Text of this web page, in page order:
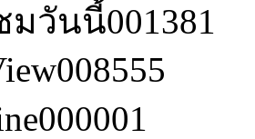
มวันนี้001381
008555
000001